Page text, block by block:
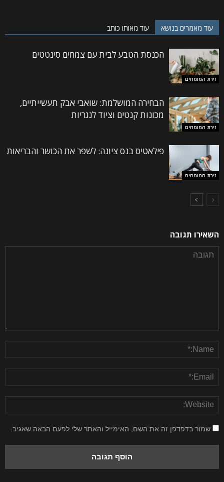
עוד מאמרים בנושא עוד מאותו כותב
זירת המומחים
הכנסת הטבע לבית עם צמחים סינטטים
זירת המומחים
הבחירה המושלמת: שואבי אבק תעשייתיים,
מכונות קנטים וציוד לנגריות
זירת המומחים
פילאטיס בנס ציונה: לשפר את הכושר והבריאות
השאירו תגובה
שמור בדפדפן זה את השם, האימייל והאתר שלי לפעם הבאה שאגיב.